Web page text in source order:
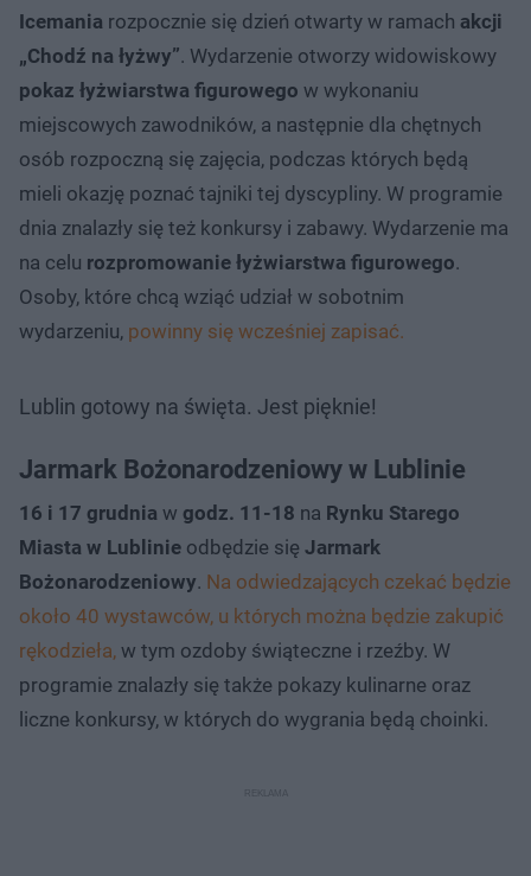
Icemania rozpocznie się dzień otwarty w ramach akcji
„Chodź na łyżwy”. Wydarzenie otworzy widowiskowy
pokaz łyżwiarstwa figurowego w wykonaniu
miejscowych zawodników, a następnie dla chętnych
osób rozpoczną się zajęcia, podczas których będą
mieli okazję poznać tajniki tej dyscypliny. W programie
dnia znalazły się też konkursy i zabawy. Wydarzenie ma
na celu rozpromowanie łyżwiarstwa figurowego.
Osoby, które chcą wziąć udział w sobotnim
wydarzeniu, powinny się wcześniej zapisać.
Lublin gotowy na święta. Jest pięknie!
Jarmark Bożonarodzeniowy w Lublinie
16 i 17 grudnia w godz. 11-18 na Rynku Starego
Miasta w Lublinie odbędzie się Jarmark
Bożonarodzeniowy. Na odwiedzających czekać będzie
około 40 wystawców, u których można będzie zakupić
rękodzieła, w tym ozdoby świąteczne i rzeźby. W
programie znalazły się także pokazy kulinarne oraz
liczne konkursy, w których do wygrania będą choinki.